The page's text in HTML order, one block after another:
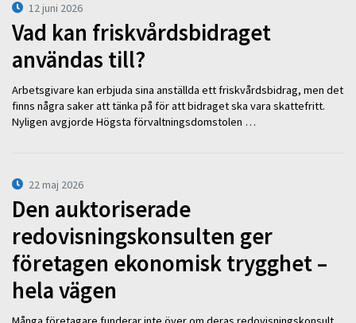
12 juni 2026
Vad kan friskvårdsbidraget
användas till?
Arbetsgivare kan erbjuda sina anställda ett friskvårdsbidrag, men det
finns några saker att tänka på för att bidraget ska vara skattefritt.
Nyligen avgjorde Högsta förvaltningsdomstolen …
22 maj 2026
Den auktoriserade
redovisningskonsulten ger
företagen ekonomisk trygghet –
hela vägen